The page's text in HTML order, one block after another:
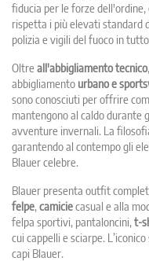
fiducia per le forze
rispetta i più elevati standard
polizia e vigili del fuoco in
Oltre all'abbigliamento tecnico
abbigliamento urbano e
sono conosciuti per offrire
mantengono al caldo durante
avventure invernali. La
garantendo al contempo gli
Blauer celebre.
Blauer presenta outfit
felpe, camiciecasual e alla
felpa sportivi, pantaloncini, t-
cui cappelli e sciarpe.
capi Blauer.